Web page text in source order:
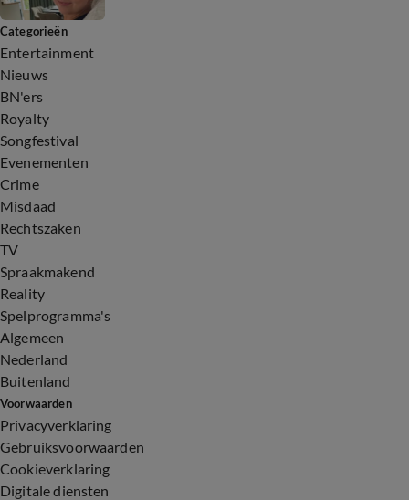
Categorieën
Entertainment
Nieuws
BN'ers
Royalty
Songfestival
Evenementen
Crime
Misdaad
Rechtszaken
TV
Spraakmakend
Reality
Spelprogramma's
Algemeen
Nederland
Buitenland
Voorwaarden
Privacyverklaring
Gebruiksvoorwaarden
Cookieverklaring
Digitale diensten